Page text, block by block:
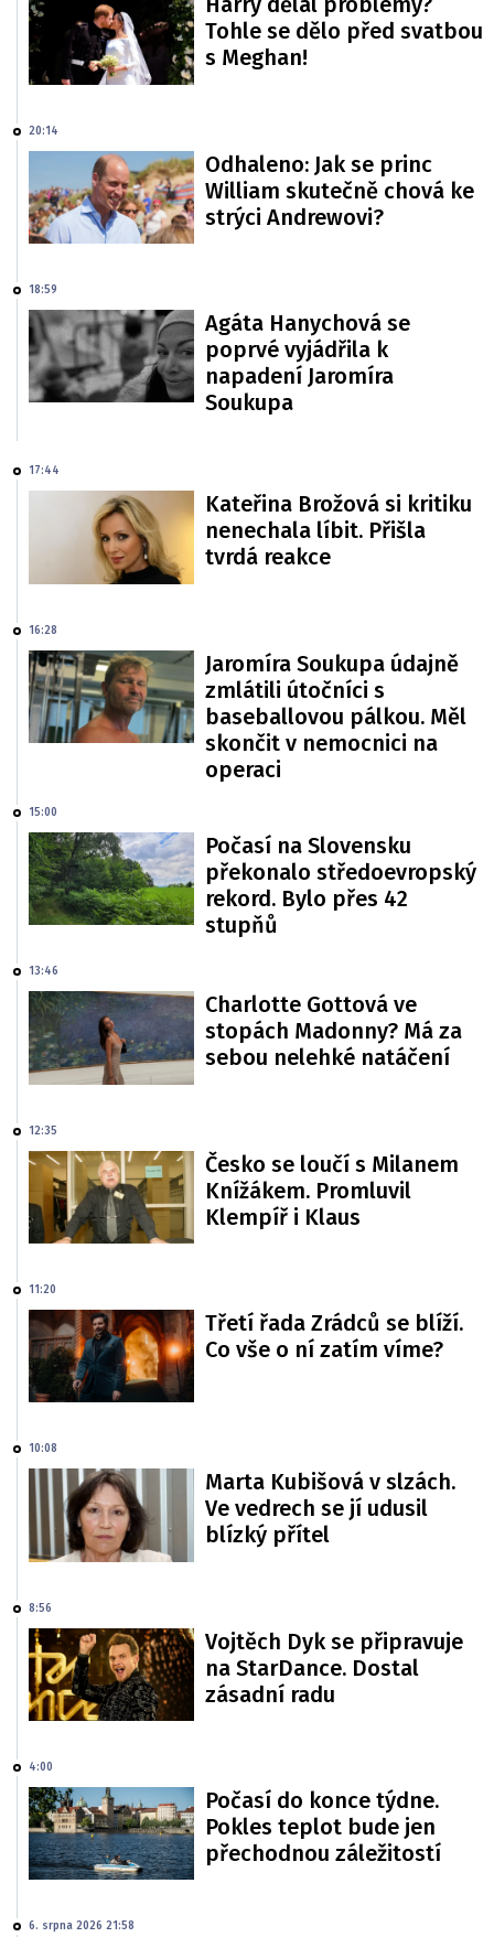
Tohle se dělo před svatbou
s Meghan!
20:14
Odhaleno: Jak se princ
William skutečně chová ke
strýci Andrewovi?
18:59
Agáta Hanychová se
poprvé vyjádřila k
napadení Jaromíra
Soukupa
17:44
Kateřina Brožová si kritiku
nenechala líbit. Přišla
tvrdá reakce
16:28
Jaromíra Soukupa údajně
zmlátili útočníci s
baseballovou pálkou. Měl
skončit v nemocnici na
operaci
15:00
Počasí na Slovensku
překonalo středoevropský
rekord. Bylo přes 42
stupňů
13:46
Charlotte Gottová ve
stopách Madonny? Má za
sebou nelehké natáčení
12:35
Česko se loučí s Milanem
Knížákem. Promluvil
Klempíř i Klaus
11:20
Třetí řada Zrádců se blíží.
Co vše o ní zatím víme?
10:08
Marta Kubišová v slzách.
Ve vedrech se jí udusil
blízký přítel
8:56
Vojtěch Dyk se připravuje
na StarDance. Dostal
zásadní radu
4:00
Počasí do konce týdne.
Pokles teplot bude jen
přechodnou záležitostí
6. srpna 2026 21:58